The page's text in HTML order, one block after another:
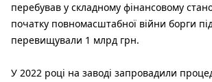
перебував у складному фінансовому
початку повномасштабної війни борги
перевищували 1 млрд грн.
У 2022 році на заводі запровадили